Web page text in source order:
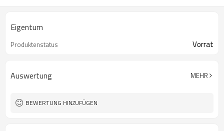
Eigentum
Produktenstatus Vorrat
Auswertung MEHR
BEWERTUNG HINZUFÜGEN